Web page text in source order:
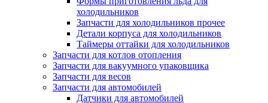
холодильников
Запчасти для холодильников прочее
Детали корпуса для холодильников
Таймеры оттайки для холодильников
Запчасти для котлов отопления
Запчасти для вакуумного упаковщика
Запчасти для весов
Запчасти для автомобилей
Датчики для автомобилей